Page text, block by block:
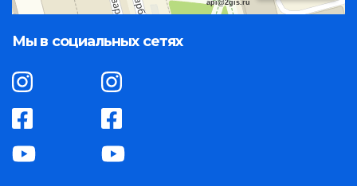
api@2gis.ru
Мы в социальных сетях